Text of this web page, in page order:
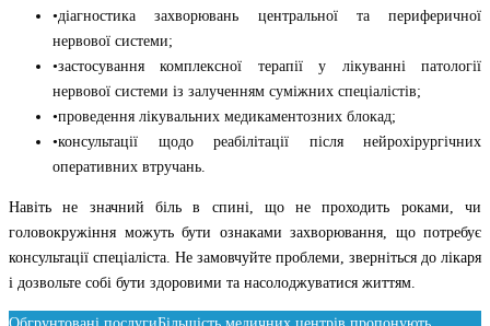
•діагностика захворювань центральної та периферичної
нервової системи;
•застосування комплексної терапії у лікуванні патології
нервової системи із залученням суміжних спеціалістів;
•проведення лікувальних медикаментозних блокад;
•консультації щодо реабілітації після нейрохірургічних
оперативних втручань.
Навіть не значний біль в спині, що не проходить роками, чи
головокружіння можуть бути ознаками захворювання, що потребує
консультації спеціаліста. Не замовчуйте проблеми, зверніться до лікаря
і дозвольте собі бути здоровими та насолоджуватися життям.